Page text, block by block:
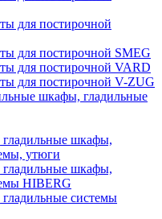
для постирочной
для постирочной SMEG
для постирочной VARD
для постирочной V-ZUG
шкафы, гладильные
гладильные шкафы,
утюги
гладильные шкафы,
HIBERG
системы